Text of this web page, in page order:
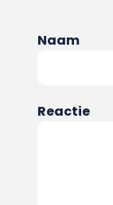
Naam
Reactie